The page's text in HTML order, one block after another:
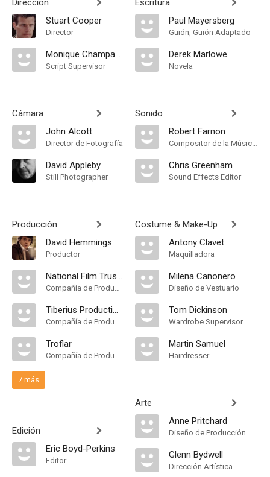
Dirección
Stuart Cooper
Director
Monique Champagne
Script Supervisor
Cámara
John Alcott
Director de Fotografía
David Appleby
Still Photographer
Producción
David Hemmings
Productor
National Film Trustees
Compañía de Produccion
Tiberius Productions
Compañía de Produccion
Troflar
Compañía de Produccion
7 más
Edición
Eric Boyd-Perkins
Editor
Escritura
Paul Mayersberg
Guión, Guión Adaptado
Derek Marlowe
Novela
Sonido
Robert Farnon
Compositor de la Música Original, Música
Chris Greenham
Sound Effects Editor
Costume & Make-Up
Antony Clavet
Maquilladora
Milena Canonero
Diseño de Vestuario
Tom Dickinson
Wardrobe Supervisor
Martin Samuel
Hairdresser
Arte
Anne Pritchard
Diseño de Producción
Glenn Bydwell
Dirección Artística